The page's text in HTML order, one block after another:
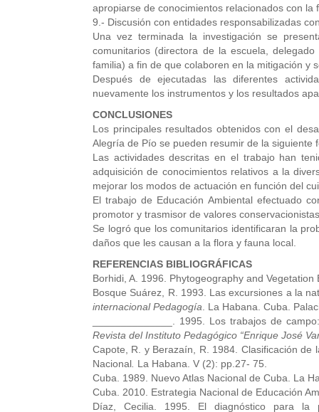
apropiarse de conocimientos relacionados con la
9.- Discusión con entidades responsabilizadas
Una vez terminada la investigación se
comunitarios (directora de la escuela,
familia) a fin de que colaboren en la mitigación y
Después de ejecutadas las diferentes
nuevamente los instrumentos y los resultados
CONCLUSIONES
Los principales resultados obtenidos con el
Alegría de Pío se pueden resumir de la siguiente
Las actividades descritas en el trabajo han
adquisición de conocimientos relativos a la
mejorar los modos de actuación en función del
El trabajo de Educación Ambiental efectuado
promotor y trasmisor de valores
Se logró que los comunitarios identificaran la
daños que les causan a la flora y fauna local.
REFERENCIAS BIBLIOGRÁFICAS
Borhidi, A. 1996. Phytogeography and
Bosque Suárez, R. 1993. Las excursiones a la
internacional Pedagogía . La Habana. Cuba.
______________. 1995. Los trabajos de
Revista del Instituto Pedagógico “Enrique José
Capote, R. y Berazaín, R. 1984. Clasificación
Nacional La Habana. V (2): pp.27- 75.
Cuba. 1989. Nuevo Atlas Nacional de Cuba. La
Cuba. 2010. Estrategia Nacional de Educación
Díaz, Cecilia. 1995. El diagnóstico para la